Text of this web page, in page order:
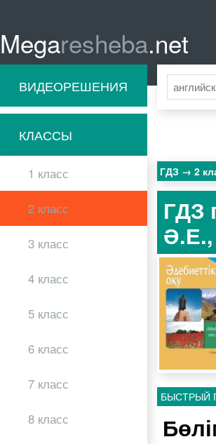
Megaresheba.net
ВИДЕОРЕШЕНИЯ
КЛАССЫ
1 класс
2 класс
3 класс
4 класс
5 класс
6 класс
7 класс
8 класс
ГДЗ 2
ГДЗ
Ә.Е.,
БЫСТРЫЙ